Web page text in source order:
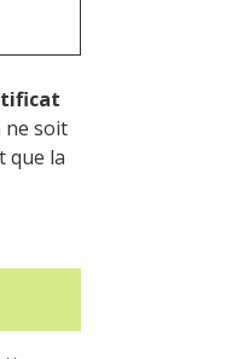
ne soit
que la